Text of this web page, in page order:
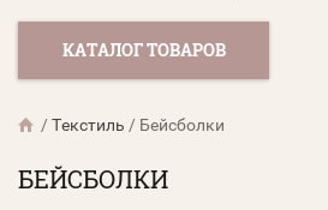
КАТАЛОГ ТОВАРОВ
/Текстиль / Бейсболки
БЕЙСБОЛКИ